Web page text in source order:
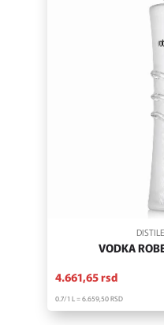
VODKA
4.661,65rsd
0.7/1 L = 6.659,50RSD